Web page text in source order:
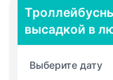
лучшими пляжами,
культурными
неограниченным
зависимости от
высадкой в
Выберите дату